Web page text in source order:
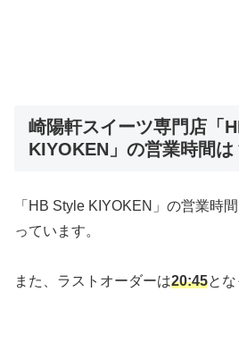
崎陽軒スイーツ専門店「
KIYOKEN」の営業時間は
「HB Style KIYOKEN」の営業時間
っています。
また、ラストオーダーは20:45とな